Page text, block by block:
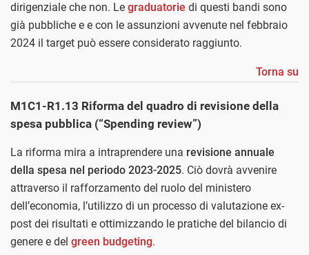
dirigenziale che non. Le graduatorie di questi bandi sono
già pubbliche e e con le assunzioni avvenute nel febbraio
2024 il target può essere considerato raggiunto.
Torna su
M1C1-R1.13 Riforma del quadro di revisione della
spesa pubblica (“Spending review”)
La riforma mira a intraprendere una revisione annuale
della spesa nel periodo 2023-2025. Ciò dovrà avvenire
attraverso il rafforzamento del ruolo del ministero
dell’economia, l’utilizzo di un processo di valutazione ex-
post dei risultati e ottimizzando le pratiche del bilancio di
genere e del green budgeting.